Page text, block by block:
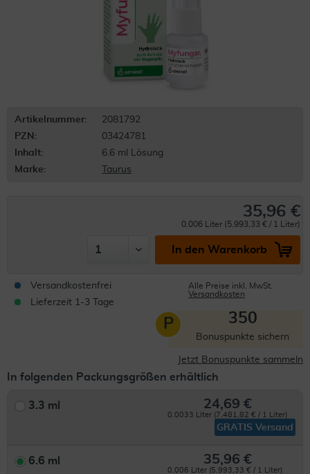
Artikelnummer:
2081792
PZN:
03424781
Inhalt:
6.6 ml Lösung
Marke:
Taurus
35,96 €
0.006 Liter (5.993,33 € / 1 Liter)
In den Warenkorb
Versandkostenfrei
Lieferzeit 1-3 Tage
Alle Preise inkl. MwSt.
Versandkosten
P 350
Bonuspunkte sichern
Jetzt Bonuspunkte sammeln
In folgenden Packungsgrößen erhältlich
3.3 ml 24,69 €
0.0033 Liter (7.481,82 € / 1 Liter)
GRATIS Versand
6.6 ml 35,96 €
0.006 Liter (5.993,33 € / 1 Liter)